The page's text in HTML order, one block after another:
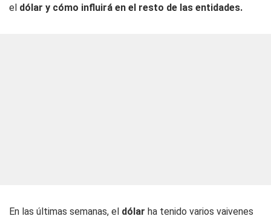
el dólar y cómo influirá en el resto de las entidades.
En las últimas semanas, el dólar ha tenido varios vaivenes